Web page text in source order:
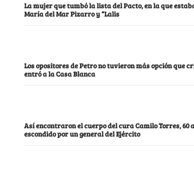
La mujer que tumbó la lista del Pacto, en la que
María del Mar Pizarro y “Lalis
Los opositores de Petro no tuvieron más opción que
entró a la Casa Blanca
Así encontraron el cuerpo del cura Camilo Torres, 60
escondido por un general del Ejército